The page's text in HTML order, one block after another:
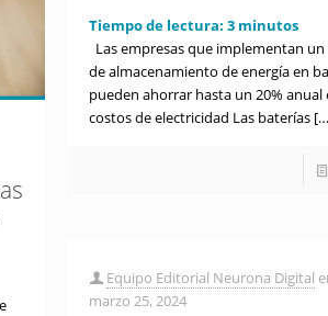
Tiempo de lectura:3 minutos
Las empresas que implementan
de almacenamiento de energía en
pueden ahorrar hasta un 20% anual
costos de electricidad Las baterías
Equipo Editorial Neurona Digital
marzo 25, 2024